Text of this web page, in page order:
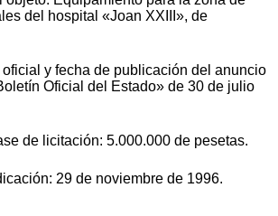
del hospital «Joan XXIII», de
y fecha de publicación del anuncio
Oficial del Estado» de 30 de julio
de licitación: 5.000.000 de pesetas.
29 de noviembre de 1996.